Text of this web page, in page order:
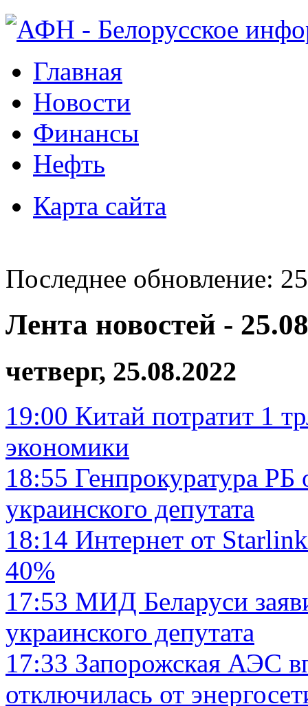
Главная
Новости
Финансы
Нефть
Карта сайта
Последнее обновление:
Лента новостей -
четверг, 25.08.2022
19:00 Китай потратит 1
экономики
18:55 Генпрокуратура РБ
украинского депутата
18:14 Интернет от
40%
17:53 МИД Беларуси
украинского депутата
17:33 Запорожская АЭС
отключилась от